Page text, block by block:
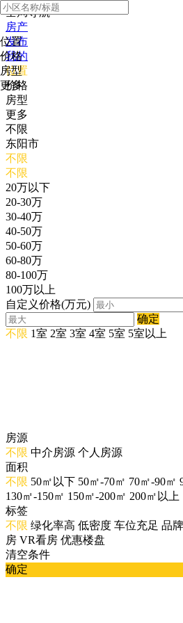
全局导航
房产
发布
我的
位置
价格
房型
更多
位置
价格
房型
更多
不限
东阳市
不限
不限
20万以下
20-30万
30-40万
40-50万
50-60万
60-80万
80-100万
100万以上
自定义价格(万元)
确定
不限 1室 2室 3室 4室 5室 5室以上
房源
不限 中介房源 个人房源
面积
不限 50㎡以下 50㎡-70㎡ 70㎡-90㎡
130㎡-150㎡ 150㎡-200㎡ 200㎡以上
标签
不限 绿化率高 低密度 车位充足 品
房 VR看房 优惠楼盘
清空条件
确定